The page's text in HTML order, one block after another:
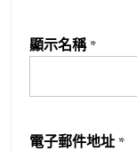
顯示名稱 *
電子郵件地址 *